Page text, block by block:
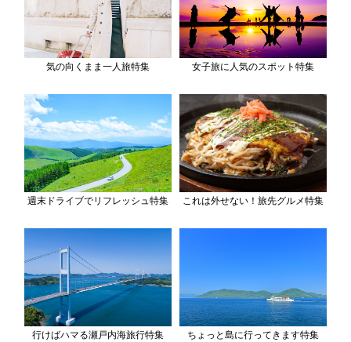
気の向くまま一人旅特集 女子旅に人気のスポット特集
週末ドライブでリフレッシュ特集 これは外せない！旅先グルメ特集
行けばハマる瀬戸内海旅行特集 ちょっと島に行ってきます特集